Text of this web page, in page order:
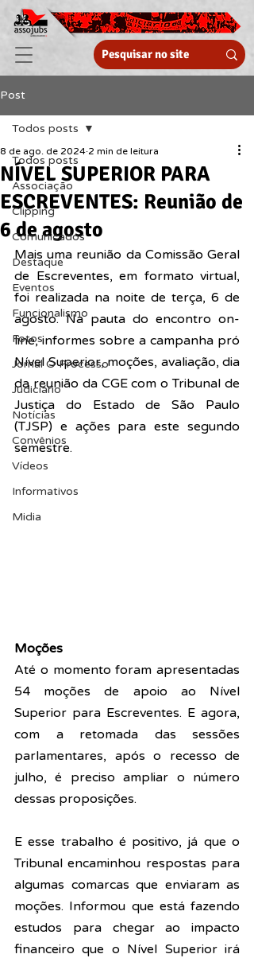
Post
Todos posts
Associação
Clipping
Comunicados
Destaque
Eventos
Funcionalismo
Fotos
Jornal O Processo
Judiciário
Notícias
Convênios
Vídeos
Informativos
Midia
Todos posts
NÍVEL SUPERIOR PARA
ESCREVENTES: Reunião de
6 de agosto
8 de ago. de 2024 2 min de leitura
Mais uma reunião da Comissão Geral
de Escreventes, em formato virtual,
foi realizada na noite de terça, 6 de
agosto. Na pauta do encontro on-
line, informes sobre a campanha pró
Nível Superior, moções, avaliação, dia
da reunião da CGE com o Tribunal de
Justiça do Estado de São Paulo
(TJSP) e ações para este segundo
semestre.
Moções
Até o momento foram apresentadas
54 moções de apoio ao Nível
Superior para Escreventes. E agora,
com a retomada das sessões
parlamentares, após o recesso de
julho, é preciso ampliar o número
dessas proposições.
E esse trabalho é positivo, já que o
Tribunal encaminhou respostas para
algumas comarcas que enviaram as
moções. Informou que está fazendo
estudos para chegar ao impacto
financeiro que o Nível Superior irá